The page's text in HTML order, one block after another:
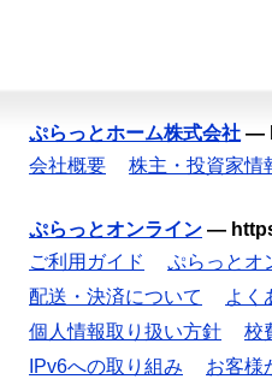
ぷらっとホーム株式会社 —
会社概要
株主・投資家情
ぷらっとオンライン —
ご利用ガイド
ぷらっとオ
配送・決済について
よく
個人情報取り扱い方針
校
IPv6への取り組み
お客様